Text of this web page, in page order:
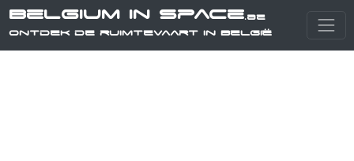
Belgium in Space.be
Ontdek de ruimtevaart in België